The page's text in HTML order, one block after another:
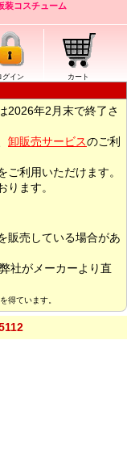
装コスチューム
グイン カート
2026年2月末で終了さ
卸販売サービスのご利
ご利用いただけます。
ます。
販売している場合があ
社がメーカーより直
得ています。